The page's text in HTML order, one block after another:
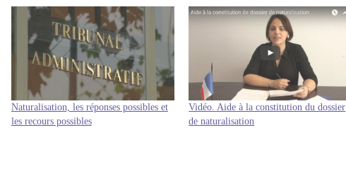
Naturalisation, les réponses possibles et
les recours possibles
Vidéo. Aide à la constitution du dossier
de naturalisation